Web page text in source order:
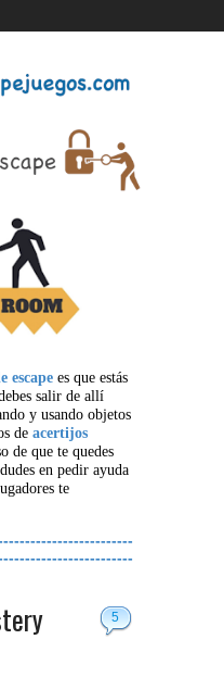
escape es que estás
salir de allí
y usando objetos
de acertijos
de que te quedes
en pedir ayuda
te
5